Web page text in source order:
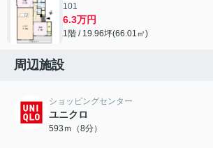
101
6.3万円
1階 / 19.96坪(66.01㎡)
周辺施設
ショッピングセンター
ユニクロ
593ｍ（8分）